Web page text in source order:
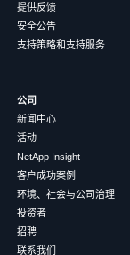
提供反馈
安全公告
支持策略和支持服务
公司
新闻中心
活动
NetApp Insight
客户成功案例
环境、社会与公司治理
投资者
招聘
联系我们